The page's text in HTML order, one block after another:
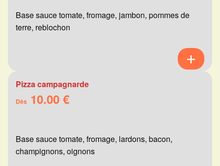
Base sauce tomate, fromage, jambon, pommes de
terre, reblochon
Pizza campagnarde
Dès 10.00 €
Base sauce tomate, fromage, lardons, bacon,
champignons, oignons